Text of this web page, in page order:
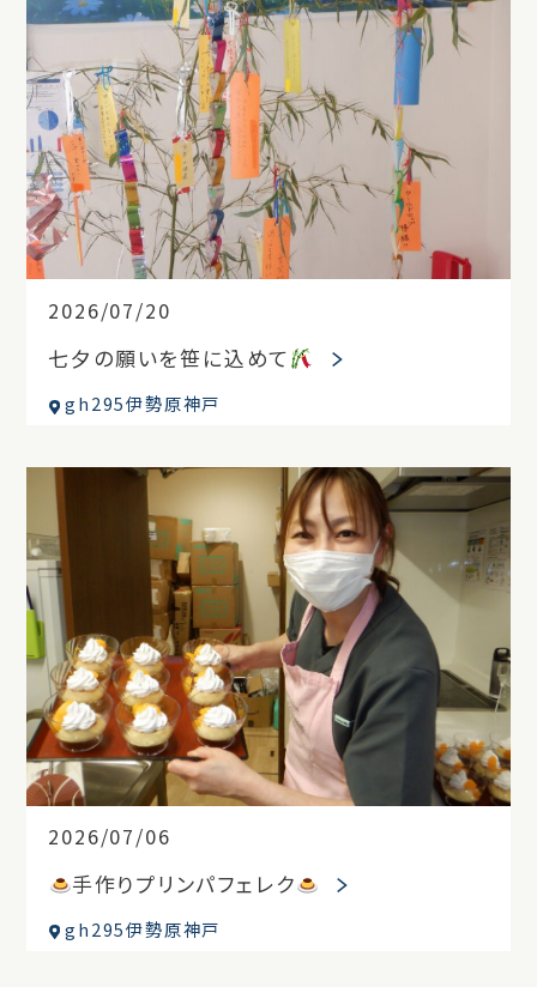
2026/07/20
七夕の願いを笹に込めて
gh295伊勢原神戸
2026/07/06
手作りプリンパフェレク
gh295伊勢原神戸